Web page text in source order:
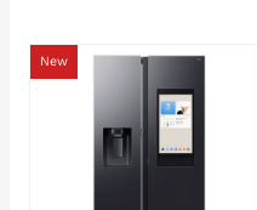
New